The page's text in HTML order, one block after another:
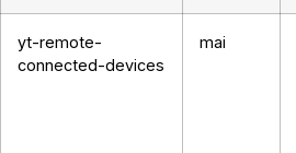
yt-remote-
connected-devices
mai